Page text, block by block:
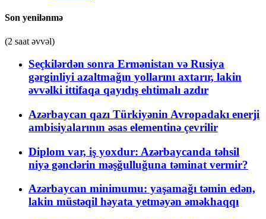
Son yenilənmə
(2 saat əvvəl)
Seçkilərdən sonra Ermənistan və Rusiya
gərginliyi azaltmağın yollarını axtarır, lakin
əvvəlki ittifaqa qayıdış ehtimalı azdır
Azərbaycan qazı Türkiyənin Avropadakı enerji
ambisiyalarının əsas elementinə çevrilir
Diplom var, iş yoxdur: Azərbaycanda təhsil
niyə gənclərin məşğulluğuna təminat vermir?
Azərbaycan minimumu: yaşamağı təmin edən,
lakin müstəqil həyata yetməyən əməkhaqqı